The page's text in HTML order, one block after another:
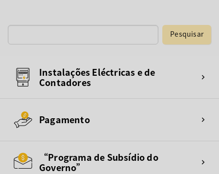
Pesquisar
Instalações Eléctricas e de
Contadores
Pagamento
“Programa de Subsídio do
Governo”